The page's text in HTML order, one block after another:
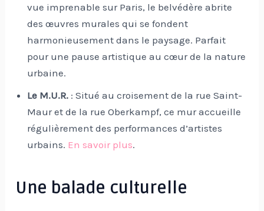
vue imprenable sur Paris, le belvédère abrite
des œuvres murales qui se fondent
harmonieusement dans le paysage. Parfait
pour une pause artistique au cœur de la nature
urbaine.
Le M.U.R. : Situé au croisement de la rue Saint-
Maur et de la rue Oberkampf, ce mur accueille
régulièrement des performances d’artistes
urbains. En savoir plus.
Une balade culturelle